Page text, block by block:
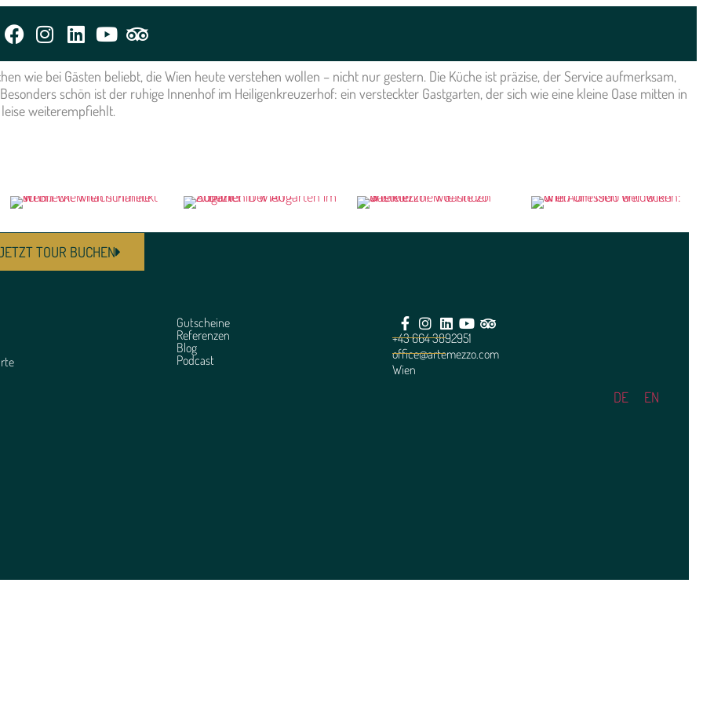
wie bei Gästen beliebt, die Wien heute verstehen wollen – nicht nur gestern. Die Küche ist präzise, der Service aufmerksam,
schön ist der ruhige Innenhof im Heiligenkreuzerhof: ein versteckter Gastgarten, der sich wie eine kleine Oase mitten in
weiterempfiehlt.
TOUR BUCHEN
Gutscheine
Referenzen
Blog
Podcast
+43 664 3892951
office@artemezzo.com
Wien
DE EN